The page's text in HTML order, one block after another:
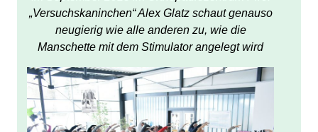
„Versuchskaninchen“ Alex Glatz schaut genauso
neugierig wie alle anderen zu, wie die
Manschette mit dem Stimulator angelegt wird